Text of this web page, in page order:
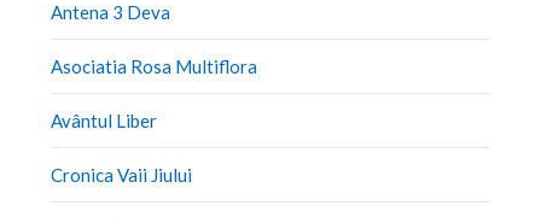
Antena 3 Deva
Asociatia Rosa Multiflora
Avântul Liber
Cronica Vaii Jiului